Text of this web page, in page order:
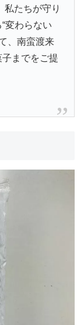
私たちが守り
変わらない
、南蛮渡来
までをご提